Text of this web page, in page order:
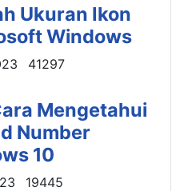
Ukuran Ikon
Windows
41297
Mengetahui
Number
10
19445